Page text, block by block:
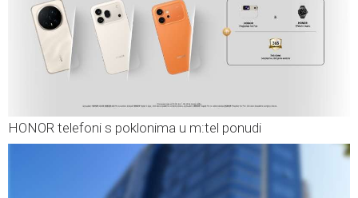
HONOR telefoni s poklonima u m:tel ponudi